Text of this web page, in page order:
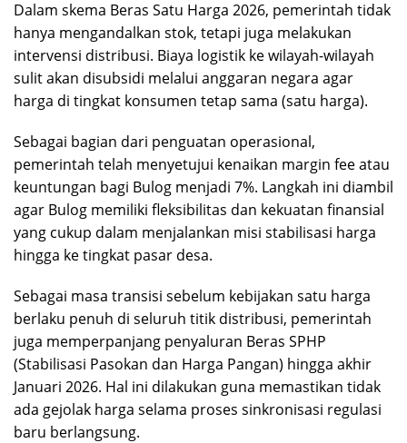
Dalam skema Beras Satu Harga 2026, pemerintah tidak
hanya mengandalkan stok, tetapi juga melakukan
intervensi distribusi. Biaya logistik ke wilayah-wilayah
sulit akan disubsidi melalui anggaran negara agar
harga di tingkat konsumen tetap sama (satu harga).
Sebagai bagian dari penguatan operasional,
pemerintah telah menyetujui kenaikan margin fee atau
keuntungan bagi Bulog menjadi 7%. Langkah ini diambil
agar Bulog memiliki fleksibilitas dan kekuatan finansial
yang cukup dalam menjalankan misi stabilisasi harga
hingga ke tingkat pasar desa.
Sebagai masa transisi sebelum kebijakan satu harga
berlaku penuh di seluruh titik distribusi, pemerintah
juga memperpanjang penyaluran Beras SPHP
(Stabilisasi Pasokan dan Harga Pangan) hingga akhir
Januari 2026. Hal ini dilakukan guna memastikan tidak
ada gejolak harga selama proses sinkronisasi regulasi
baru berlangsung.